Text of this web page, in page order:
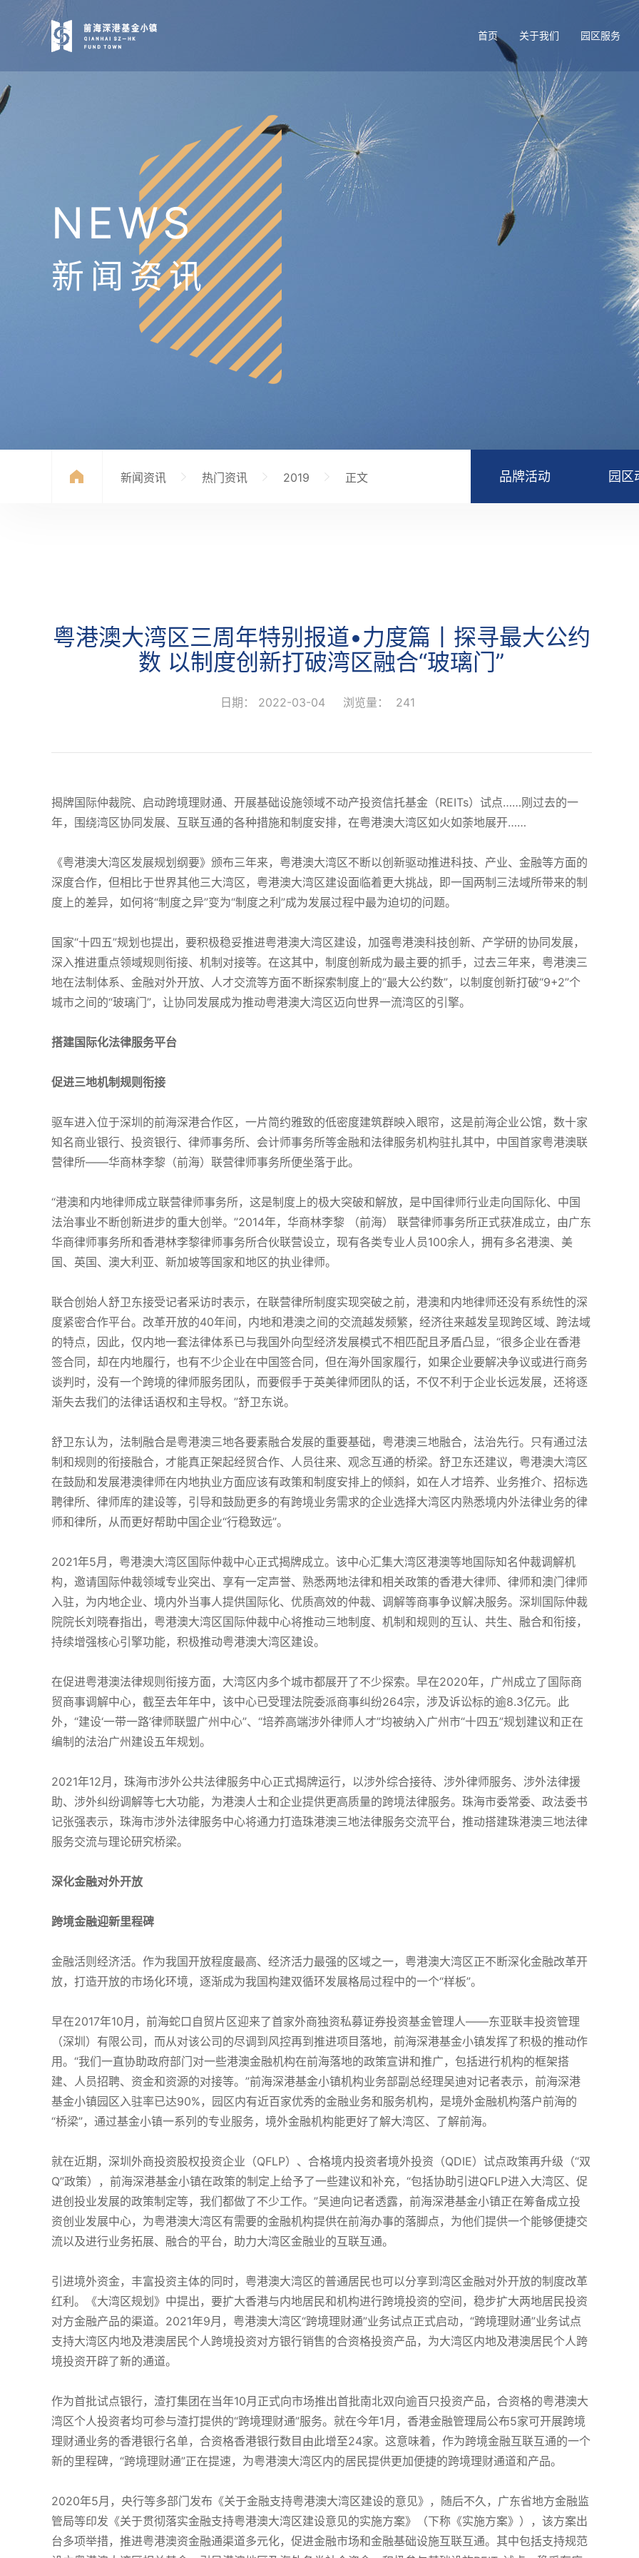
首页 关于我们 园区服务
NEWS
新闻资讯
新闻资讯 热门资讯 2019 正文 品牌活动 园区
粤港澳大湾区三周年特别报道•力度篇丨探寻最大公约
数 以制度创新打破湾区融合“玻璃门”
日期： 2022-03-04 浏览量： 241
揭牌国际仲裁院、启动跨境理财通、开展基础设施领域不动产投资信托基金（REITs）试点……刚过去的一
年，围绕湾区协同发展、互联互通的各种措施和制度安排，在粤港澳大湾区如火如荼地展开……
《粤港澳大湾区发展规划纲要》颁布三年来，粤港澳大湾区不断以创新驱动推进科技、产业、金融等方面的
深度合作，但相比于世界其他三大湾区，粤港澳大湾区建设面临着更大挑战，即一国两制三法域所带来的制
度上的差异，如何将“制度之异”变为“制度之利”成为发展过程中最为迫切的问题。
国家“十四五”规划也提出，要积极稳妥推进粤港澳大湾区建设，加强粤港澳科技创新、产学研的协同发展，
深入推进重点领域规则衔接、机制对接等。在这其中，制度创新成为最主要的抓手，过去三年来，粤港澳三
地在法制体系、金融对外开放、人才交流等方面不断探索制度上的“最大公约数”，以制度创新打破“9+2”个
城市之间的“玻璃门”，让协同发展成为推动粤港澳大湾区迈向世界一流湾区的引擎。
搭建国际化法律服务平台
促进三地机制规则衔接
驱车进入位于深圳的前海深港合作区，一片简约雅致的低密度建筑群映入眼帘，这是前海企业公馆，数十家
知名商业银行、投资银行、律师事务所、会计师事务所等金融和法律服务机构驻扎其中，中国首家粤港澳联
营律所——华商林李黎（前海）联营律师事务所便坐落于此。
“港澳和内地律师成立联营律师事务所，这是制度上的极大突破和解放，是中国律师行业走向国际化、中国
法治事业不断创新进步的重大创举。”2014年，华商林李黎 （前海） 联营律师事务所正式获准成立，由广东
华商律师事务所和香港林李黎律师事务所合伙联营设立，现有各类专业人员100余人，拥有多名港澳、美
国、英国、澳大利亚、新加坡等国家和地区的执业律师。
联合创始人舒卫东接受记者采访时表示，在联营律所制度实现突破之前，港澳和内地律师还没有系统性的深
度紧密合作平台。改革开放的40年间，内地和港澳之间的交流越发频繁，经济往来越发呈现跨区域、跨法域
的特点，因此，仅内地一套法律体系已与我国外向型经济发展模式不相匹配且矛盾凸显，“很多企业在香港
签合同，却在内地履行，也有不少企业在中国签合同，但在海外国家履行，如果企业要解决争议或进行商务
谈判时，没有一个跨境的律师服务团队，而要假手于英美律师团队的话，不仅不利于企业长远发展，还将逐
渐失去我们的法律话语权和主导权。”舒卫东说。
舒卫东认为，法制融合是粤港澳三地各要素融合发展的重要基础，粤港澳三地融合，法治先行。只有通过法
制和规则的衔接融合，才能真正架起经贸合作、人员往来、观念互通的桥梁。舒卫东还建议，粤港澳大湾区
在鼓励和发展港澳律师在内地执业方面应该有政策和制度安排上的倾斜，如在人才培养、业务推介、招标选
聘律所、律师库的建设等，引导和鼓励更多的有跨境业务需求的企业选择大湾区内熟悉境内外法律业务的律
师和律所，从而更好帮助中国企业“行稳致远”。
2021年5月，粤港澳大湾区国际仲裁中心正式揭牌成立。该中心汇集大湾区港澳等地国际知名仲裁调解机
构，邀请国际仲裁领域专业突出、享有一定声誉、熟悉两地法律和相关政策的香港大律师、律师和澳门律师
入驻，为内地企业、境内外当事人提供国际化、优质高效的仲裁、调解等商事争议解决服务。深圳国际仲裁
院院长刘晓春指出，粤港澳大湾区国际仲裁中心将推动三地制度、机制和规则的互认、共生、融合和衔接，
持续增强核心引擎功能，积极推动粤港澳大湾区建设。
在促进粤港澳法律规则衔接方面，大湾区内多个城市都展开了不少探索。早在2020年，广州成立了国际商
贸商事调解中心，截至去年年中，该中心已受理法院委派商事纠纷264宗，涉及诉讼标的逾8.3亿元。此
外，“建设‘一带一路’律师联盟广州中心”、“培养高端涉外律师人才”均被纳入广州市“十四五”规划建议和正在
编制的法治广州建设五年规划。
2021年12月，珠海市涉外公共法律服务中心正式揭牌运行，以涉外综合接待、涉外律师服务、涉外法律援
助、涉外纠纷调解等七大功能，为港澳人士和企业提供更高质量的跨境法律服务。珠海市委常委、政法委书
记张强表示，珠海市涉外法律服务中心将通力打造珠港澳三地法律服务交流平台，推动搭建珠港澳三地法律
服务交流与理论研究桥梁。
深化金融对外开放
跨境金融迎新里程碑
金融活则经济活。作为我国开放程度最高、经济活力最强的区域之一，粤港澳大湾区正不断深化金融改革开
放，打造开放的市场化环境，逐渐成为我国构建双循环发展格局过程中的一个“样板”。
早在2017年10月，前海蛇口自贸片区迎来了首家外商独资私募证券投资基金管理人——东亚联丰投资管理
（深圳）有限公司，而从对该公司的尽调到风控再到推进项目落地，前海深港基金小镇发挥了积极的推动作
用。“我们一直协助政府部门对一些港澳金融机构在前海落地的政策宣讲和推广，包括进行机构的框架搭
建、人员招聘、资金和资源的对接等。”前海深港基金小镇机构业务部副总经理吴迪对记者表示，前海深港
基金小镇园区入驻率已达90%，园区内有近百家优秀的金融业务和服务机构，是境外金融机构落户前海的
“桥梁”，通过基金小镇一系列的专业服务，境外金融机构能更好了解大湾区、了解前海。
就在近期，深圳外商投资股权投资企业（QFLP）、合格境内投资者境外投资（QDIE）试点政策再升级（“双
Q”政策），前海深港基金小镇在政策的制定上给予了一些建议和补充，“包括协助引进QFLP进入大湾区、促
进创投业发展的政策制定等，我们都做了不少工作。”吴迪向记者透露，前海深港基金小镇正在筹备成立投
资创业发展中心，为粤港澳大湾区有需要的金融机构提供在前海办事的落脚点，为他们提供一个能够便捷交
流以及进行业务拓展、融合的平台，助力大湾区金融业的互联互通。
引进境外资金，丰富投资主体的同时，粤港澳大湾区的普通居民也可以分享到湾区金融对外开放的制度改革
红利。《大湾区规划》中提出，要扩大香港与内地居民和机构进行跨境投资的空间，稳步扩大两地居民投资
对方金融产品的渠道。2021年9月，粤港澳大湾区“跨境理财通”业务试点正式启动，“跨境理财通”业务试点
支持大湾区内地及港澳居民个人跨境投资对方银行销售的合资格投资产品，为大湾区内地及港澳居民个人跨
境投资开辟了新的通道。
作为首批试点银行，渣打集团在当年10月正式向市场推出首批南北双向逾百只投资产品，合资格的粤港澳大
湾区个人投资者均可参与渣打提供的“跨境理财通”服务。就在今年1月，香港金融管理局公布5家可开展跨境
理财通业务的香港银行名单，合资格香港银行数目由此增至24家。这意味着，作为跨境金融互联互通的一个
新的里程碑，“跨境理财通”正在提速，为粤港澳大湾区内的居民提供更加便捷的跨境理财通道和产品。
2020年5月，央行等多部门发布《关于金融支持粤港澳大湾区建设的意见》，随后不久，广东省地方金融监
管局等印发《关于贯彻落实金融支持粤港澳大湾区建设意见的实施方案》（下称《实施方案》），该方案出
台多项举措，推进粤港澳资金融通渠道多元化，促进金融市场和金融基础设施互联互通。其中包括支持规范